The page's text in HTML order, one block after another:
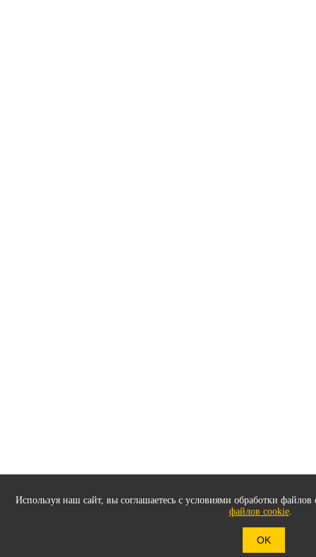
Используя наш сайт, вы соглашаетесь с условиями обработки
файлов cookie.
OK